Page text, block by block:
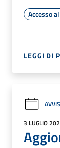
Accesso
LEGGI DI
3 LUGLIO